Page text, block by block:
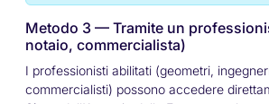
Metodo 3 — Tramite un
notaio, commercialista)
I professionisti abilitati (geometri,
commercialisti) possono accedere